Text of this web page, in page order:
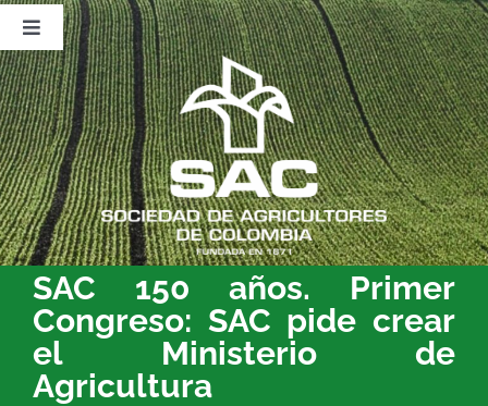
Saltar
contenido
Toggle
Navigation
Nosotros
Publicaciones
Sala de Prensa
Eventos
SAC 150 años. Primer
Congreso: SAC pide crear
el Ministerio de
Agricultura